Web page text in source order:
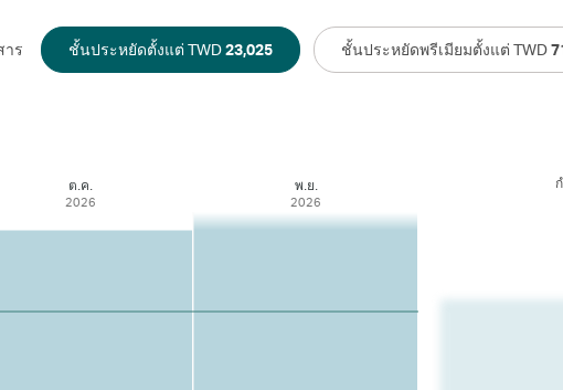
าร ชั้นประหยัดตั้งแต่ TWD23,025 ชั้นประหยัดพรีเมียมตั้งแต่ TWD
ต.ค.
2026
พ.ย.
2026